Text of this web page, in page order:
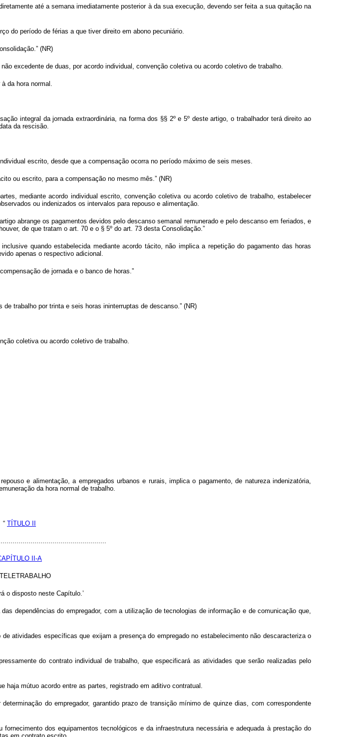
até a semana imediatamente posterior à da sua execução, devendo ser feita a sua quitação na
do período de férias a que tiver direito em abono pecuniário.
(NR)
excedente de duas, por acordo individual, convenção coletiva ou acordo coletivo de trabalho.
da hora normal.
integral da jornada extraordinária, na forma dos §§ 2º e 5º deste artigo, o trabalhador terá direito ao
da rescisão.
escrito, desde que a compensação ocorra no período máximo de seis meses.
ou escrito, para a compensação no mesmo mês.” (NR)
mediante acordo individual escrito, convenção coletiva ou acordo coletivo de trabalho, estabelecer
ou indenizados os intervalos para repouso e alimentação.
abrange os pagamentos devidos pelo descanso semanal remunerado e pelo descanso em feriados, e
de que tratam o art. 70 e o § 5º do art. 73 desta Consolidação.”
quando estabelecida mediante acordo tácito, não implica a repetição do pagamento das horas
apenas o respectivo adicional.
de jornada e o banco de horas.”
trabalho por trinta e seis horas ininterruptas de descanso.” (NR)
coletiva ou acordo coletivo de trabalho.
e alimentação, a empregados urbanos e rurais, implica o pagamento, de natureza indenizatória,
da hora normal de trabalho.
“ TÍTULO II
II-A
o disposto neste Capítulo.’
dependências do empregador, com a utilização de tecnologias de informação e de comunicação que,
atividades específicas que exijam a presença do empregado no estabelecimento não descaracteriza o
do contrato individual de trabalho, que especificará as atividades que serão realizadas pelo
haja mútuo acordo entre as partes, registrado em aditivo contratual.
do empregador, garantido prazo de transição mínimo de quinze dias, com correspondente
dos equipamentos tecnológicos e da infraestrutura necessária e adequada à prestação do